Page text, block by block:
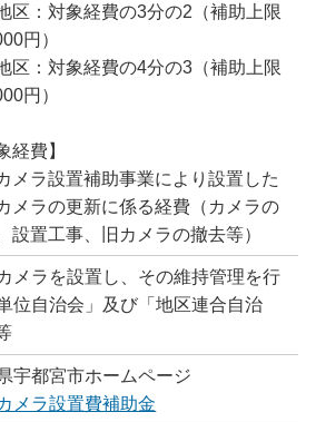
区：対象経費の3分の2（補助上限
円）
区：対象経費の4分の3（補助上限
円）
経費】
メラ設置補助事業により設置した
メラの更新に係る経費（カメラの
設置工事、旧カメラの撤去等）
メラを設置し、その維持管理を行
位自治会」及び「地区連合自治
宇都宮市ホームページ
メラ設置費補助金